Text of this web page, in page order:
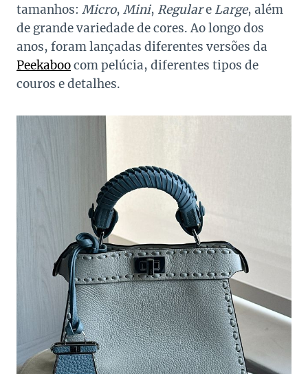
tamanhos: Micro, Mini, Regulare Large, além
de grande variedade de cores. Ao longo dos
anos, foram lançadas diferentes versões da
Peekaboocom pelúcia, diferentes tipos de
couros e detalhes.